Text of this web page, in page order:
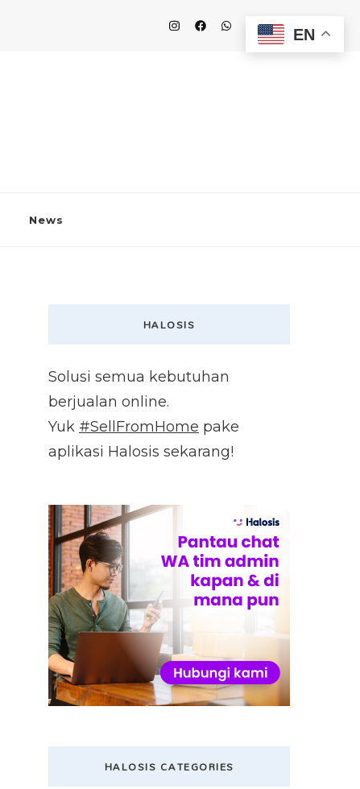
News
HALOSIS
Solusi semua kebutuhan
berjualan online.
Yuk #SellFromHome pake
aplikasi Halosis sekarang!
HALOSIS CATEGORIES
EN